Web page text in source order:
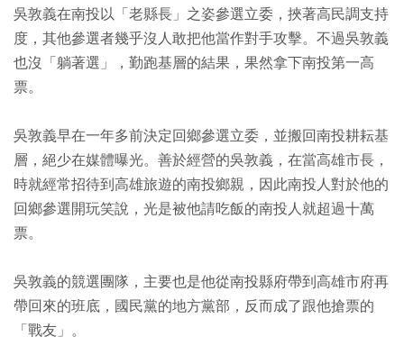
吳敦義在南投以「老縣長」之姿參選立委，挾著高民調支持
度，其他參選者幾乎沒人敢把他當作對手攻擊。不過吳敦義
也沒「躺著選」，勤跑基層的結果，果然拿下南投第一高
票。
吳敦義早在一年多前決定回鄉參選立委，並搬回南投耕耘基
層，絕少在媒體曝光。善於經營的吳敦義，在當高雄市長，
時就經常招待到高雄旅遊的南投鄉親，因此南投人對於他的
回鄉參選開玩笑說，光是被他請吃飯的南投人就超過十萬
票。
吳敦義的競選團隊，主要也是他從南投縣府帶到高雄市府再
帶回來的班底，國民黨的地方黨部，反而成了跟他搶票的
「戰友」。